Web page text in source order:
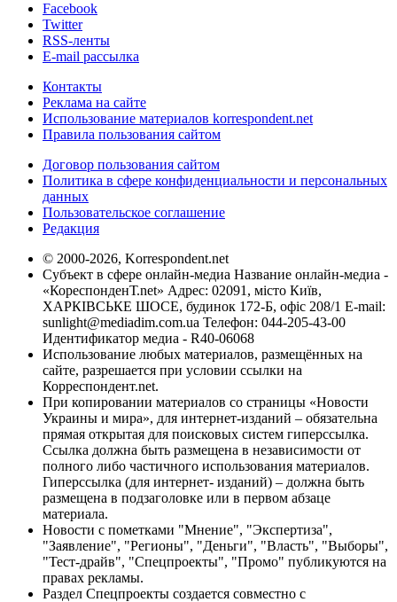
Facebook
Twitter
RSS-ленты
E-mail рассылка
Контакты
Реклама на сайте
Использование материалов korrespondent.net
Правила пользования сайтом
Договор пользования сайтом
Политика в сфере конфиденциальности и персональных
данных
Пользовательское соглашение
Редакция
© 2000-2026, Korrespondent.net
Субъект в сфере онлайн-медиа Название онлайн-медиа -
«КореспонденТ.net» Адрес: 02091, місто Київ,
ХАРКІВСЬКЕ ШОСЕ, будинок 172-Б, офіс 208/1 E-mail:
sunlight@mediadim.com.ua Телефон: 044-205-43-00
Идентификатор медиа - R40-06068
Использование любых материалов, размещённых на
сайте, разрешается при условии ссылки на
Корреспондент.net.
При копировании материалов со страницы «Новости
Украины и мира», для интернет-изданий – обязательна
прямая открытая для поисковых систем гиперссылка.
Ссылка должна быть размещена в независимости от
полного либо частичного использования материалов.
Гиперссылка (для интернет- изданий) – должна быть
размещена в подзаголовке или в первом абзаце
материала.
Новости с пометками "Мнение", "Экспертиза",
"Заявление", "Регионы", "Деньги", "Власть", "Выборы",
"Тест-драйв", "Спецпроекты", "Промо" публикуются на
правах рекламы.
Раздел Спецпроекты создается совместно с